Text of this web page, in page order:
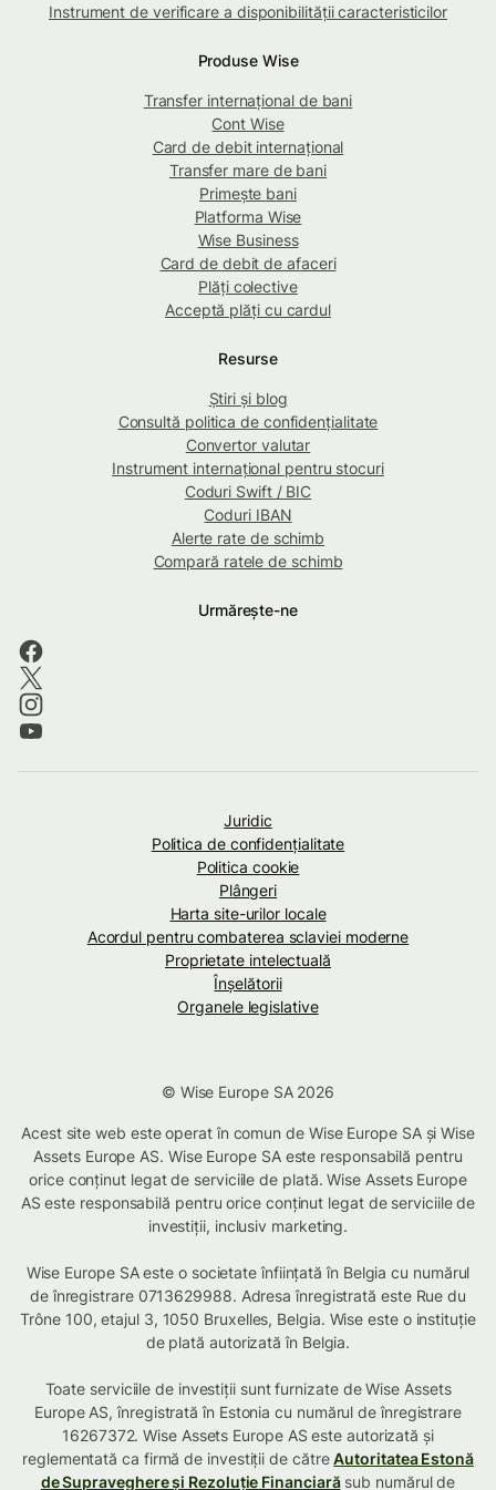
Instrument de verificare a disponibilității caracteristicilor
Produse Wise
Transfer internațional de bani
Cont Wise
Card de debit internațional
Transfer mare de bani
Primește bani
Platforma Wise
Wise Business
Card de debit de afaceri
Plăți colective
Acceptă plăți cu cardul
Resurse
Știri și blog
Consultă politica de confidențialitate
Convertor valutar
Instrument internațional pentru stocuri
Coduri Swift / BIC
Coduri IBAN
Alerte rate de schimb
Compară ratele de schimb
Urmărește-ne
Juridic
Politica de confidenţialitate
Politica cookie
Plângeri
Harta site-urilor locale
Acordul pentru combaterea sclaviei moderne
Proprietate intelectuală
Înșelătorii
Organele legislative
© Wise Europe SA 2026
Acest site web este operat în comun de Wise Europe SA și Wise
Assets Europe AS. Wise Europe SA este responsabilă pentru
orice conținut legat de serviciile de plată. Wise Assets Europe
AS este responsabilă pentru orice conținut legat de serviciile de
investiții, inclusiv marketing.
Wise Europe SA este o societate înființată în Belgia cu numărul
de înregistrare 0713629988. Adresa înregistrată este Rue du
Trône 100, etajul 3, 1050 Bruxelles, Belgia. Wise este o instituție
de plată autorizată în Belgia.
Toate serviciile de investiții sunt furnizate de Wise Assets
Europe AS, înregistrată în Estonia cu numărul de înregistrare
16267372. Wise Assets Europe AS este autorizată și
reglementată ca firmă de investiții de cătreAutoritatea Estonă
de Supraveghere și Rezoluție Financiarăsub numărul de